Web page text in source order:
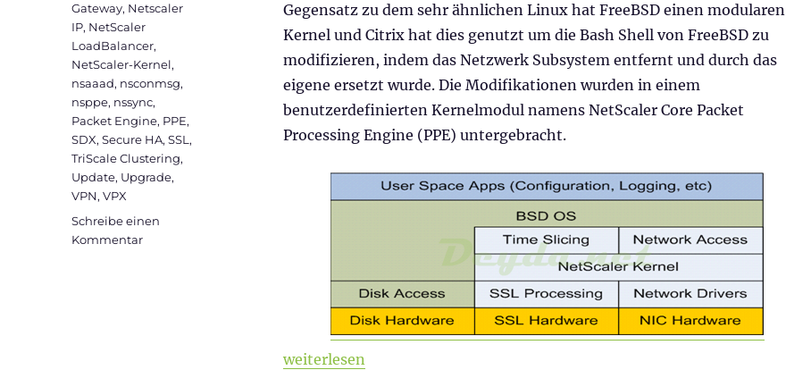
Gegensatz zu dem sehr ähnlichen Linux hat FreeBSD einen modularen
Kernel und Citrix hat dies genutzt um die Bash Shell von FreeBSD zu
modifizieren, indem das Netzwerk Subsystem entfernt und durch das
eigene ersetzt wurde. Die Modifikationen wurden in einem
benutzerdefinierten Kernelmodul namens NetScaler Core Packet
Processing Engine (PPE) untergebracht.
„Citrix ADC 101 – Grundlagen“
weiterlesen
Gateway, Netscaler
IP, NetScaler
LoadBalancer,
NetScaler-Kernel,
nsaaad, nsconmsg,
nsppe, nssync,
Packet Engine, PPE,
SDX,Secure HA,SSL ,
TriScale Clustering,
Update, Upgrade,
VPN,VPX
Schreibe einen
Kommentarzu